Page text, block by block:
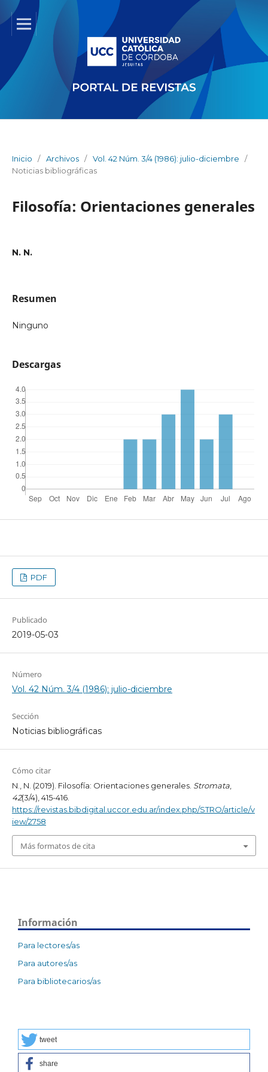
Inicio / Archivos / Vol. 42 Núm. 3/4 (1986): julio-diciembre
/
Noticias bibliográficas
Filosofía: Orientaciones generales
N. N.
Resumen
Ninguno
Descargas
PDF
Publicado
2019-05-03
Número
Vol. 42 Núm. 3/4 (1986): julio-diciembre
Sección
Noticias bibliográficas
Cómo citar
N., N. (2019). Filosofía: Orientaciones generales. Stromata,
42(3/4), 415-416.
https://revistas.bibdigital.uccor.edu.ar/index.php/STRO/article/v
iew/2758
Más formatos de cita
Información
Para lectores/as
Para autores/as
Para bibliotecarios/as
tweet
share